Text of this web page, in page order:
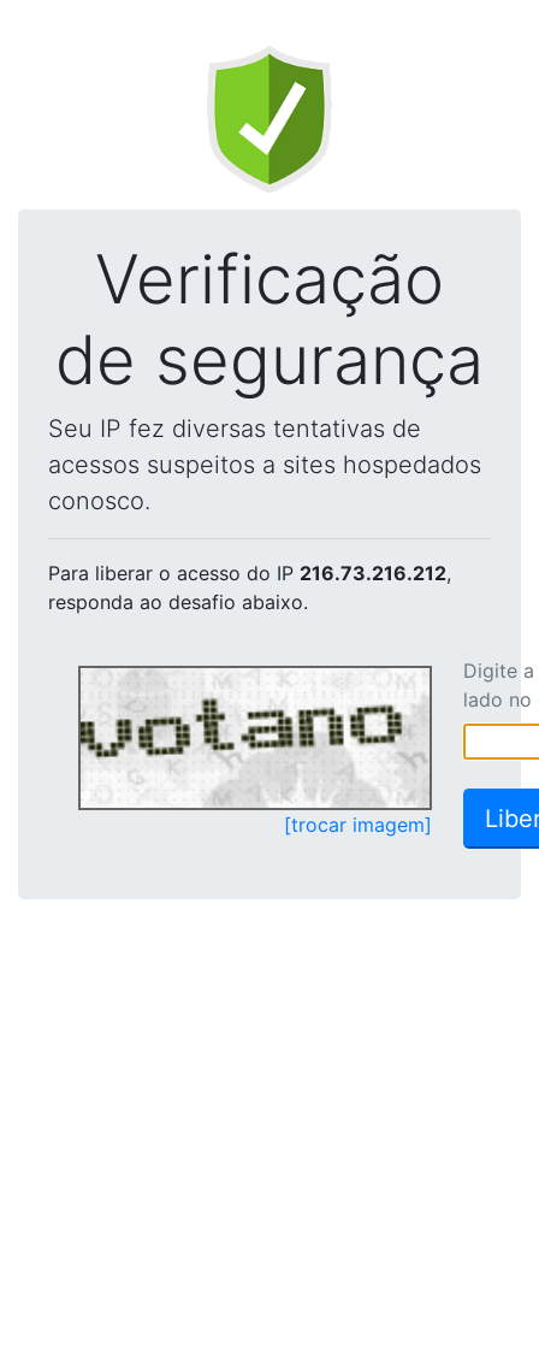
Verificação
de segurança
Seu IP fez diversas tentativas de
acessos suspeitos a sites hospedados
conosco.
Para liberar o acesso do IP 216.73.216.212,
responda ao desafio abaixo.
[trocar imagem]
Digite
lado no